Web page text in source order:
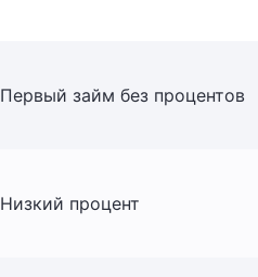
Первый займ без процентов
Низкий процент